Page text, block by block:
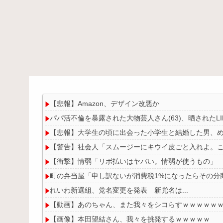
【悲報】Amazon、デザイン改悪か
パパ活不倫を暴露された大物芸人さん(63)、晒された
【悲報】大学生の頃に出会った小学生と結婚した男、
【警告】社会人「スムージーにキウイ皮ごと入れよ
【衝撃】情弱「リボ払いはヤバい。情弱が使うも
町の弁当屋「申し訳ないが消費税1%になったらその
れいわ新選組、党名変更を発表 新党名は...
【動画】あのちゃん、また我々をシコらすｗｗｗｗ
【画像】本田望結さん、我々を挑発するｗｗｗｗｗ